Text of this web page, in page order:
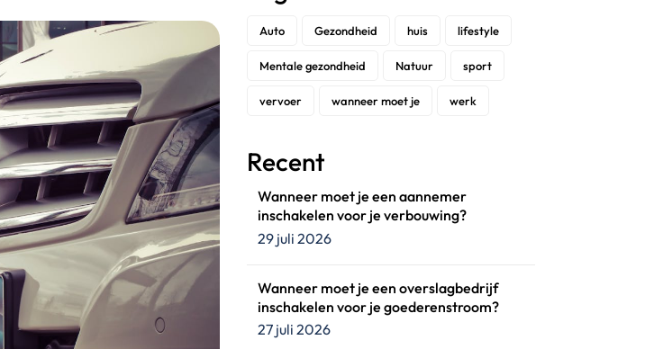
Auto Gezondheid huis lifestyle
Mentale gezondheid Natuur sport
vervoer wanneer moet je werk
Recent
Wanneer moet je een aannemer
inschakelen voor je verbouwing?
29 juli 2026
Wanneer moet je een overslagbedrijf
inschakelen voor je goederenstroom?
27 juli 2026